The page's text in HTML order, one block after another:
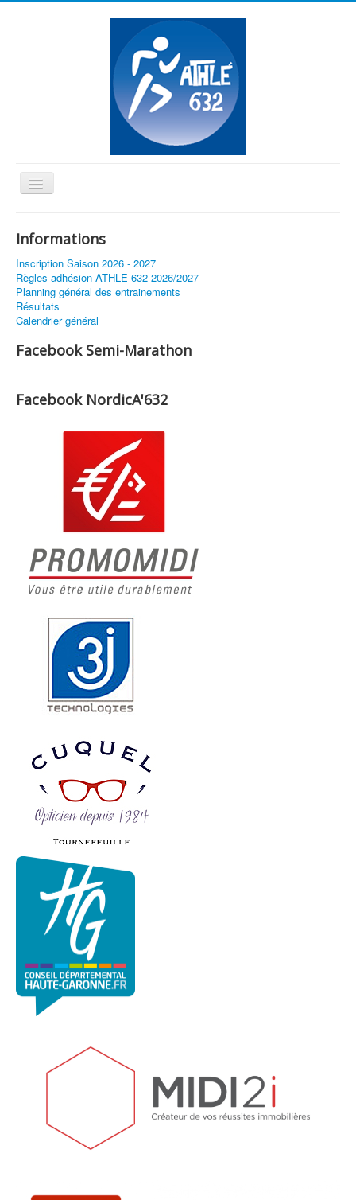
Basculer
la
Vous êtes ici :
Informations
Inscription Saison 2026 - 2027
Règles adhésion ATHLE 632 2026/2027
Planning général des entrainements
Résultats
Calendrier général
Facebook Semi-Marathon
Facebook NordicA'632